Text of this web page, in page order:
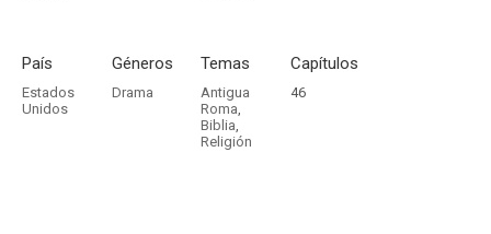
País
Estados
Unidos
Géneros
Drama
Temas
Antigua
Roma,
Biblia,
Religión
Capítulos
46